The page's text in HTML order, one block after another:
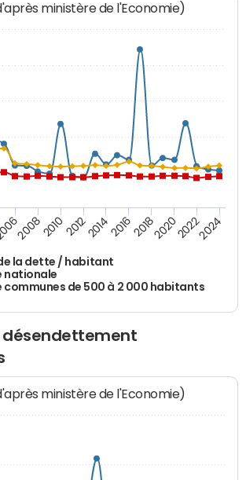
ministère de l'Economie)
la dette / habitant
nationale
communes de 500 à 2 000 habitants
200820102012201420162018202020222024
désendettement
ministère de l'Economie)